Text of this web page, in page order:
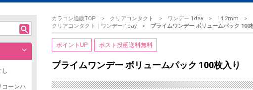
し
コーンハ
カラコン通販TOP クリアコンタクト ワンデー 1day 14.2mm
クリアコンタクト｜ワンデー 1day
プライムワンデー ボリュームパック 100
ポイントUP ポスト投函送料無料
プライムワンデー ボリュームパック 100枚入り